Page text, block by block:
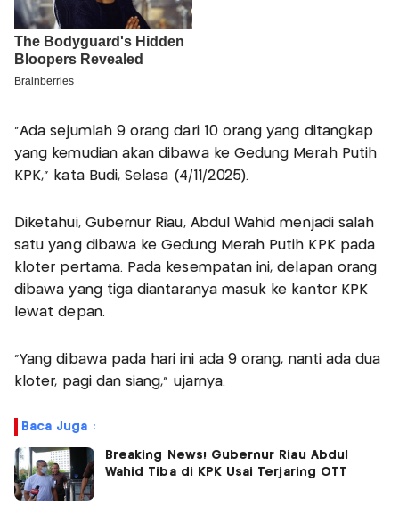
"Ada sejumlah 9 orang dari 10 orang yang ditangkap
yang kemudian akan dibawa ke Gedung Merah Putih
KPK," kata Budi, Selasa (4/11/2025).
Diketahui, Gubernur Riau, Abdul Wahid menjadi salah
satu yang dibawa ke Gedung Merah Putih KPK pada
kloter pertama. Pada kesempatan ini, delapan orang
dibawa yang tiga diantaranya masuk ke kantor KPK
lewat depan.
"Yang dibawa pada hari ini ada 9 orang, nanti ada dua
kloter, pagi dan siang," ujarnya.
Baca Juga :
Breaking News! Gubernur Riau Abdul
Wahid Tiba di KPK Usai Terjaring OTT